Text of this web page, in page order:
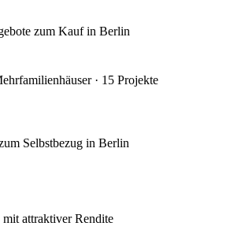
zum Kauf in Berlin
· 15 Projekte
Selbstbezug in Berlin
attraktiver Rendite